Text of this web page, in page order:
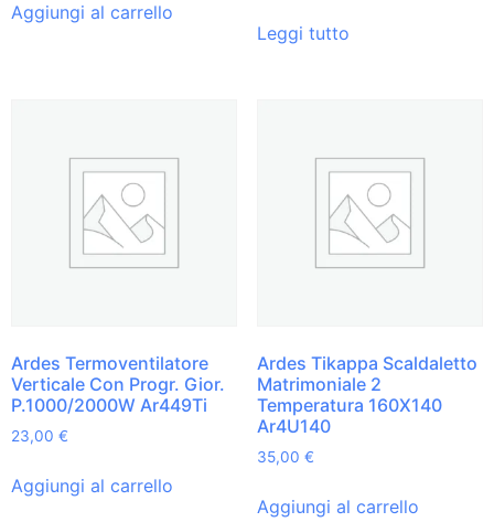
Aggiungi al carrello
Leggi tutto
Ardes Termoventilatore
Verticale Con Progr. Gior.
P.1000/2000W Ar449Ti
23,00 €
Aggiungi al carrello
Ardes Tikappa Scaldaletto
Matrimoniale 2
Temperatura 160X140
Ar4U140
35,00 €
Aggiungi al carrello